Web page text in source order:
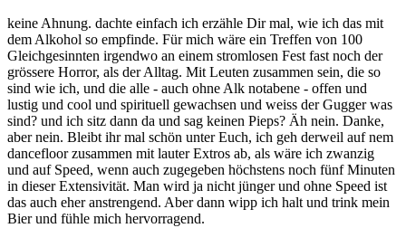
keine Ahnung. dachte einfach ich erzähle Dir mal, wie ich das mit
dem Alkohol so empfinde. Für mich wäre ein Treffen von 100
Gleichgesinnten irgendwo an einem stromlosen Fest fast noch der
grössere Horror, als der Alltag. Mit Leuten zusammen sein, die so
sind wie ich, und die alle - auch ohne Alk notabene - offen und
lustig und cool und spirituell gewachsen und weiss der Gugger was
sind? und ich sitz dann da und sag keinen Pieps? Äh nein. Danke,
aber nein. Bleibt ihr mal schön unter Euch, ich geh derweil auf nem
dancefloor zusammen mit lauter Extros ab, als wäre ich zwanzig
und auf Speed, wenn auch zugegeben höchstens noch fünf Minuten
in dieser Extensivität. Man wird ja nicht jünger und ohne Speed ist
das auch eher anstrengend. Aber dann wipp ich halt und trink mein
Bier und fühle mich hervorragend.